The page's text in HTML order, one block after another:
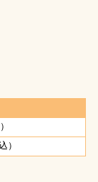
）